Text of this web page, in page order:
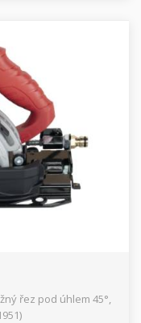
řez pod úhlem 45°,